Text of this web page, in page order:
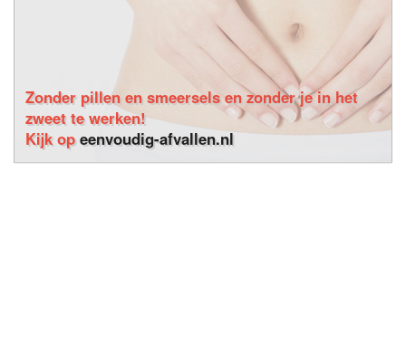
Zonder pillen en smeersels en zonder je in het
zweet te werken!
Kijk opeenvoudig-afvallen.nl